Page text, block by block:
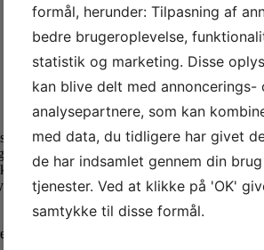
er helt enkelt og cool. Foret er
forskellige looks i samme luffe. Ét
i størrelserne S-XL. Modellen er
fra fx. vores rulamsjakke produktioner.
formål, herunder: Tilpasning af
bedre brugeroplevelse,
statistik og marketing. Disse
kan blive delt med annoncerings-
analysepartnere, som kan
med data, du tidligere har givet
de har indsamlet gennem din
tjenester. Ved at klikke på 'OK'
samtykke til disse formål.